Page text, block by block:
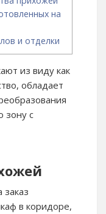
на
и отделки
из виду как
обладает
зону с
заказ
в коридоре,